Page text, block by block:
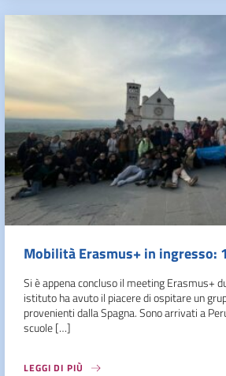
Mobilità Erasmus+ in ingresso:
Si è appena concluso il meeting Erasmus+
istituto ha avuto il piacere di ospitare un
provenienti dalla Spagna. Sono arrivati a
scuole […]
LEGGI DI PIÙ